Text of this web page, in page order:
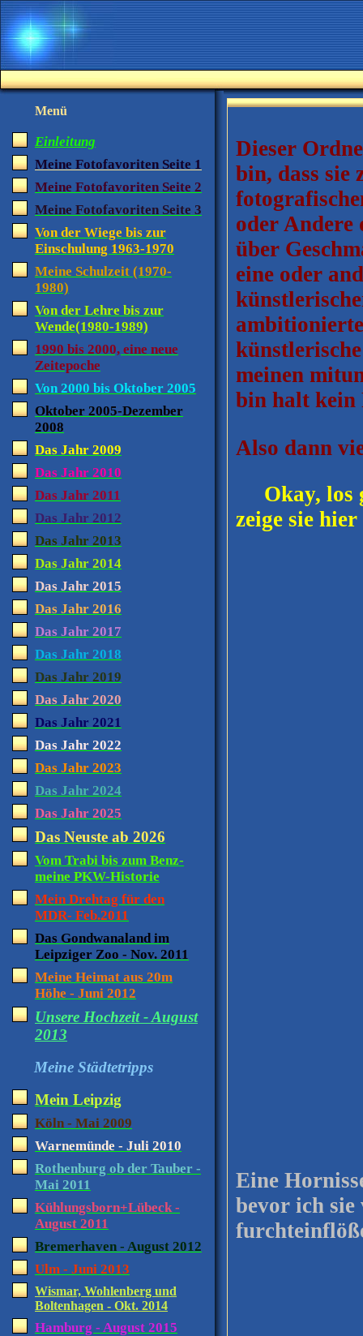
Menü
Einleitung
Meine Fotofavoriten Seite 1
Meine Fotofavoriten Seite 2
Meine Fotofavoriten Seite 3
Von der Wiege bis zur
Einschulung 1963-1970
Meine Schulzeit (1970-
1980)
Von der Lehre bis zur
Wende(1980-1989)
1990 bis 2000, eine neue
Zeitepoche
Von 2000 bis Oktober 2005
Oktober 2005-Dezember
2008
Das Jahr 2009
Das Jahr 2010
Das Jahr 2011
Das Jahr 2012
Das Jahr 2013
Das Jahr 2014
Das Jahr 2015
Das Jahr 2016
Das Jahr 2017
Das Jahr 2018
Das Jahr 2019
Das Jahr 2020
Das Jahr 2021
Das Jahr 2022
Das Jahr 2023
Das Jahr 2024
Das Jahr 2025
Das Neuste ab 2026
Vom Trabi bis zum Benz-
meine PKW-Historie
Mein Drehtag für den
MDR- Feb.2011
Das Gondwanaland im
Leipziger Zoo - Nov. 2011
Meine Heimat aus 20m
Höhe - Juni 2012
Unsere Hochzeit - August
2013
Meine Städtetripps
Mein Leipzig
Köln - Mai 2009
Warnemünde - Juli 2010
Rothenburg ob der Tauber -
Mai 2011
Kühlungsborn+Lübeck -
August 2011
Bremerhaven - August 2012
Ulm - Juni 2013
Wismar, Wohlenberg und
Boltenhagen - Okt. 2014
Hamburg - August 2015
Dieser
bin, dass sie
oder Andere
über
eine oder
meinen
bin halt kein
Also dann
Okay, los
zeige sie
Eine
bevor ich sie